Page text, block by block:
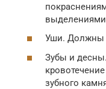
Уши. Должны
Зубы и десны.
зубного